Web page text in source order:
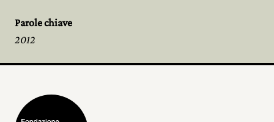
Parole chiave
2012